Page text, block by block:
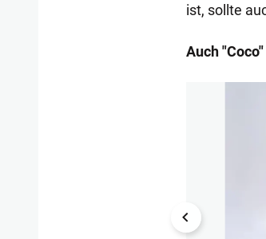
ist, sollte
Auch 1/10